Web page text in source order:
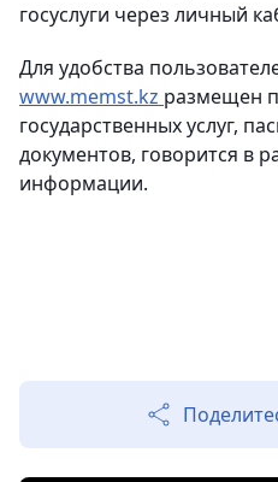
госуслуги через личный
Для удобства
www.memst.kz размещен
государственных услуг,
документов, говорится в
информации.